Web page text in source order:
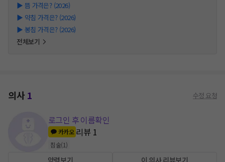
▶ 뜸 가격은? (2026)
▶ 약침 가격은? (2026)
▶ 봉침 가격은? (2026)
전체보기
의사1 수정 요청
로그인 후 이름확인
카카오 리뷰 1
침술(1)
약력보기 이 의사 리뷰보기